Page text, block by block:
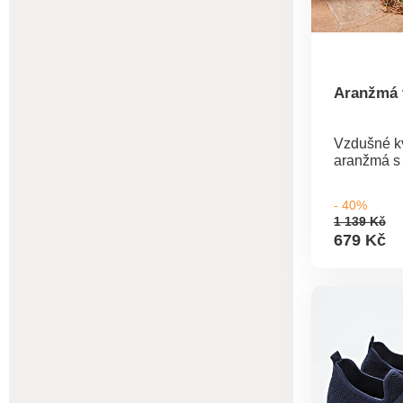
Aranžmá
Vzdušné
aranžmá
- 40%
1 139 Kč
679 Kč